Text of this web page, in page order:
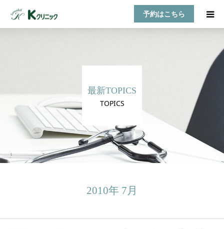
予約はこちら
最新TOPICS
TOPICS
2010年 7月
医師紹介
TOPICS